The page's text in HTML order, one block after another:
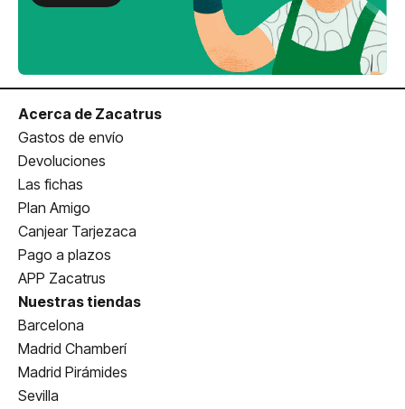
Acerca de Zacatrus
Gastos de envío
Devoluciones
Las fichas
Plan Amigo
Canjear Tarjezaca
Pago a plazos
APP Zacatrus
Nuestras tiendas
Barcelona
Madrid Chamberí
Madrid Pirámides
Sevilla